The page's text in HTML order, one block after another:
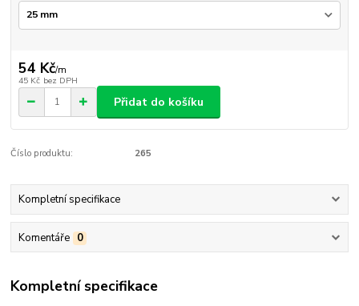
54 Kč/m
45 Kč bez DPH
Přidat do košíku
Číslo produktu: 265
Kompletní specifikace
Komentáře 0
Kompletní specifikace